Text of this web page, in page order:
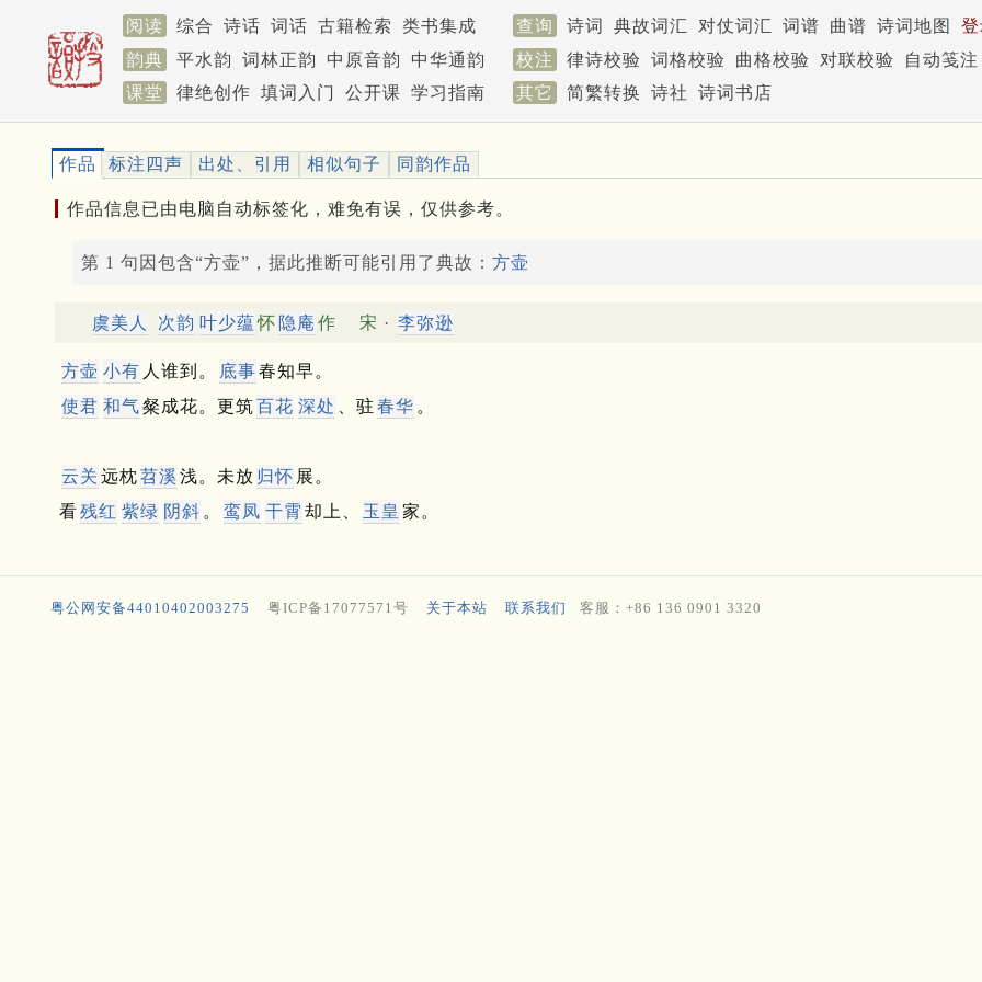
阅读 综合 诗话 词话 古籍检索 类书集成 查询 诗词 典故词汇 对仗词汇 词谱 曲谱 诗词地图
韵典
平水韵 词林正韵 中原音韵 中华通韵 校注 律诗校验 词格校验 曲格校验 对联校验
自动笺注
课堂
律绝创作 填词入门 公开课 学习指南 其它 简繁转换 诗社 诗词书店
作品 标注四声 出处、引用 相似句子 同韵作品
作品信息已由电脑自动标签化，难免有误，仅供参考。
第 1 句因包含“方壶”，据此推断可能引用了典故： 方壶
虞美人 次韵 叶少蕴怀 隐庵 作 宋 · 李弥逊
方壶 小有 人谁到。 底事春知早。
使君 和气粲成花。更筑百花 深处 、驻 春华 。
云关 远枕苕溪 浅。未放 归怀 展。
看残红 紫绿 阴斜 。 鸾凤 干霄 却上、 玉皇 家。
粤公网安备44010402003275 粤ICP备17077571号 关于本站 联系我们 客服：+86 136 0901 3320